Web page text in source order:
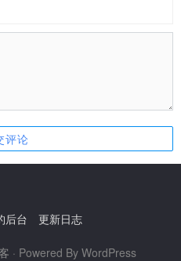
后台 更新日志
· Powered By WordPress